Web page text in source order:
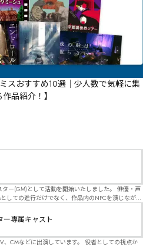
スおすすめ10選｜少人数で気軽に集
品紹介！】
として活動を開始いたしました。 俳優・声
しての進行だけでなく、作品内のNPCを演じなが
な演出・サービスを得意としています。 自分自
品に込めた想いや意図を大切にしながら、その作
ださる皆様がどんなエン
かを想像しながら、公演を進めていく時間が本当
ー専属キャスト
演しています。 役者としての視点か